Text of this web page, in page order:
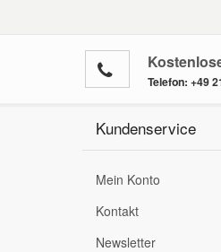
Telefon: +49
Kundenservice
Mein Konto
Kontakt
Newsletter